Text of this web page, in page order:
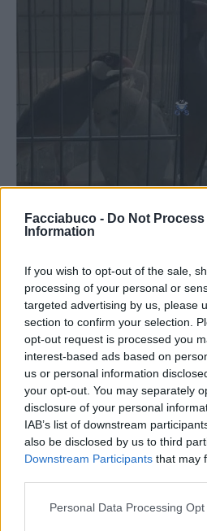
Facciabuco - Do Not Process
Information
If you wish to opt-out of the sale,
processing of your personal or
targeted advertising by us, please
section to confirm your selection.
opt-out request is processed you
interest-based ads based on
us or personal information
your opt-out. You may separately
disclosure of your personal
IAB’s list of downstream
also be disclosed by us to third
Downstream Participants that may
Personal Data Processing
Stime: 4
Ti stimo fratello

Salva